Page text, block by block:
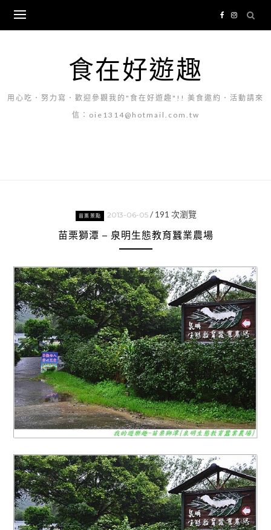
content
食在好遊趣
用心吃．努力寫．歡迎參觀我的"食在好遊趣"!! 美食邀約．活動請來
信：oie1314@hotmail.com.tw
苗栗景點 2013-06-05 / 191 次瀏覽
苗栗獅潭 – 泉明生態教育蠶業農場